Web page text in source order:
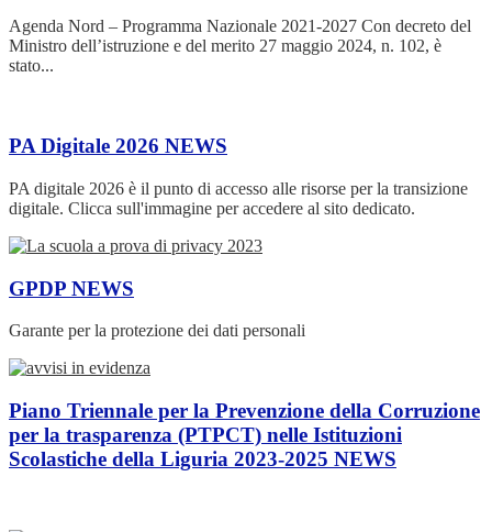
Agenda Nord – Programma Nazionale 2021-2027 Con decreto del
Ministro dell’istruzione e del merito 27 maggio 2024, n. 102, è
stato...
PA Digitale 2026 NEWS
PA digitale 2026 è il punto di accesso alle risorse per la transizione
digitale. Clicca sull'immagine per accedere al sito dedicato.
GPDP NEWS
Garante per la protezione dei dati personali
Piano Triennale per la Prevenzione della Corruzione
per la trasparenza (PTPCT) nelle Istituzioni
Scolastiche della Liguria 2023-2025 NEWS